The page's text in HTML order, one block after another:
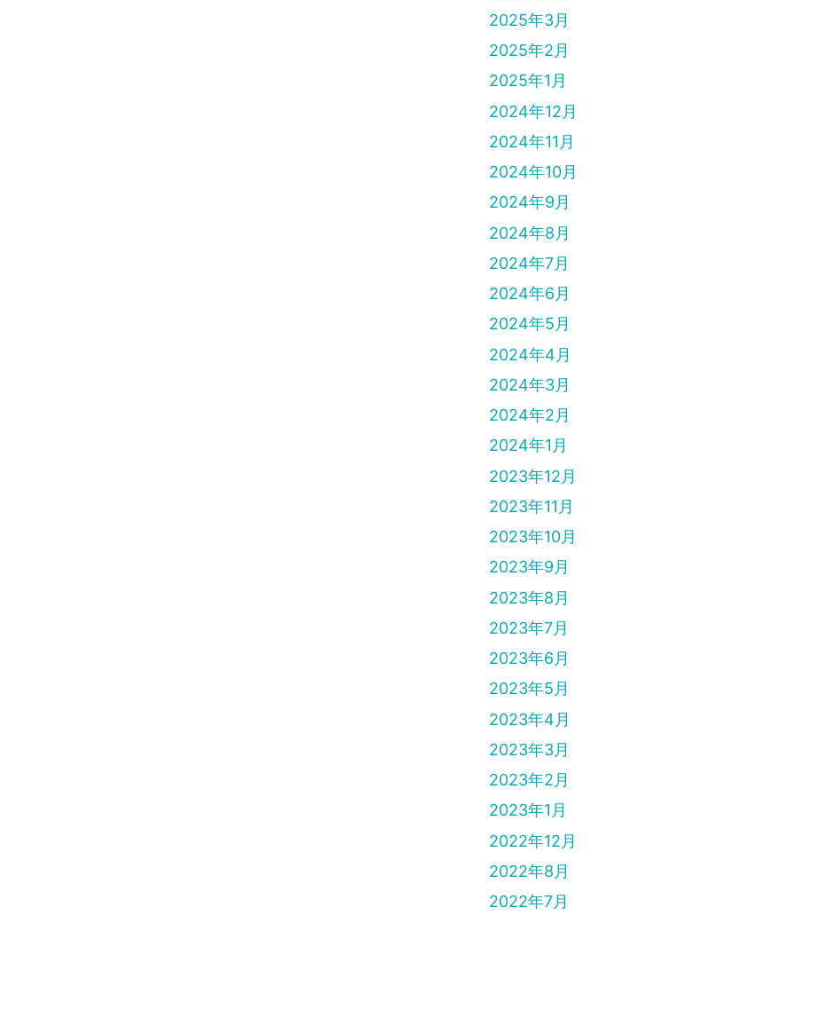
2025年3月
2025年2月
2025年1月
2024年12月
2024年11月
2024年10月
2024年9月
2024年8月
2024年7月
2024年6月
2024年5月
2024年4月
2024年3月
2024年2月
2024年1月
2023年12月
2023年11月
2023年10月
2023年9月
2023年8月
2023年7月
2023年6月
2023年5月
2023年4月
2023年3月
2023年2月
2023年1月
2022年12月
2022年8月
2022年7月